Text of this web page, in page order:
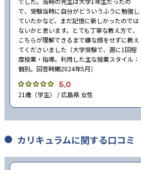
で、受験当時に自分がどういうふうに勉強し
ていたかなど、まだ記憶に新しかったのでは
ないかと思います。とても丁寧な教え方で、
こちらが理解できるまで嫌な顔をせずに教え
てくださいました（大学受験で、週に1回程
度授業・指導。利用した主な授業スタイル：
個別。回答時期2024年5月）
5.0
21歳（学生） / 広島県 女性
カリキュラムに関する口コミ